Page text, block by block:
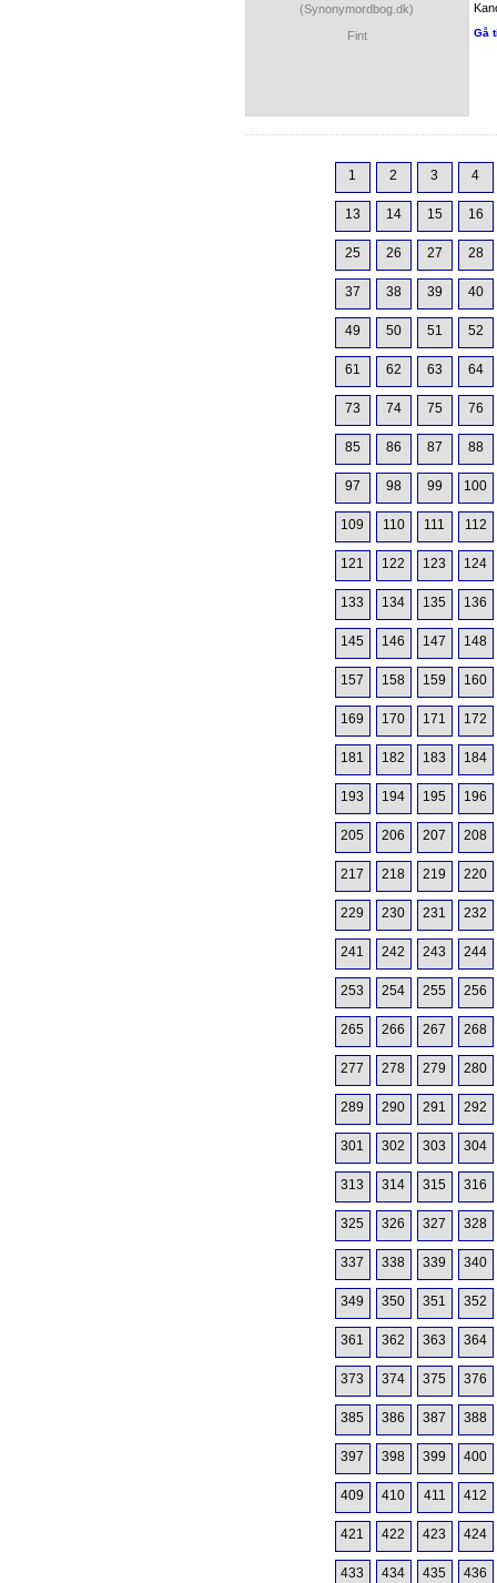
(Synonymordbog.dk)
Fint
Gå
1 2 3 4
13 14 15 16
25 26 27 28
37 38 39 40
49 50 51 52
61 62 63 64
73 74 75 76
85 86 87 88
97 98 99 100
109 110 111 112
121 122 123 124
133 134 135 136
145 146 147 148
157 158 159 160
169 170 171 172
181 182 183 184
193 194 195 196
205 206 207 208
217 218 219 220
229 230 231 232
241 242 243 244
253 254 255 256
265 266 267 268
277 278 279 280
289 290 291 292
301 302 303 304
313 314 315 316
325 326 327 328
337 338 339 340
349 350 351 352
361 362 363 364
373 374 375 376
385 386 387 388
397 398 399 400
409 410 411 412
421 422 423 424
433 434 435 436